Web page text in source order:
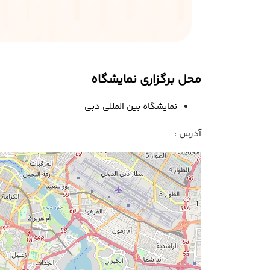
محل برگزاری نمایشگاه
نمایشگاه بین المللی دبی
آدرس :